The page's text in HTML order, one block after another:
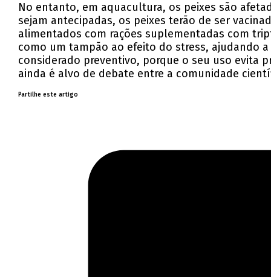
No entanto, em aquacultura, os peixes são
sejam antecipadas, os peixes terão de ser
alimentados com rações suplementadas com
como um tampão ao efeito do stress, ajudando
considerado preventivo, porque o seu uso evita
ainda é alvo de debate entre a comunidade
Partilhe este artigo